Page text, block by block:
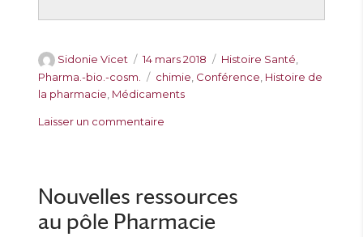
A
u
t
u
Sidonie Vicet
P
u
b
i
14 mars 2018
C
a
e
Histoire Santé,
Pharma.-bio.-cosm.
É
t
q
t
s
chimie, Conférence, Histoire de
la pharmacie, Médicaments
Laisser un commentaire
o
c
Nouvelles ressources
au pôle Pharmacie